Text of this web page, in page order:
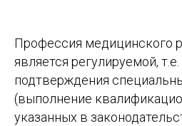
Профессия медицинского
является регулируемой,
подтверждения
(выполнение
указанных в